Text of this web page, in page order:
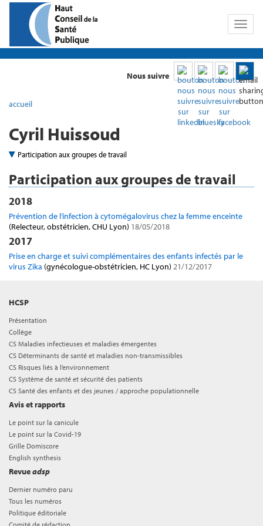
Toggle
Nous suivre
accueil
Cyril Huissoud
Participation aux groupes de travail
Participation aux groupes de travail
2018
Prévention de l’infection à cytomégalovirus chez la femme enceinte
(Relecteur, obstétricien, CHU Lyon) 18/05/2018
2017
Prise en charge et suivi complémentaires des enfants infectés par le
virus Zika (gynécologue-obstétricien, HC Lyon) 21/12/2017
HCSP
Présentation
Collège
CS Maladies infectieuses et maladies émergentes
CS Déterminants de santé et maladies non-transmissibles
CS Risques liés à l’environnement
CS Système de santé et sécurité des patients
CS Santé des enfants et des jeunes / approche populationnelle
Avis et rapports
Le point sur la canicule
Le point sur la Covid-19
Grille Domiscore
English synthesis
Revueadsp
Dernier numéro paru
Tous les numéros
Politique éditoriale